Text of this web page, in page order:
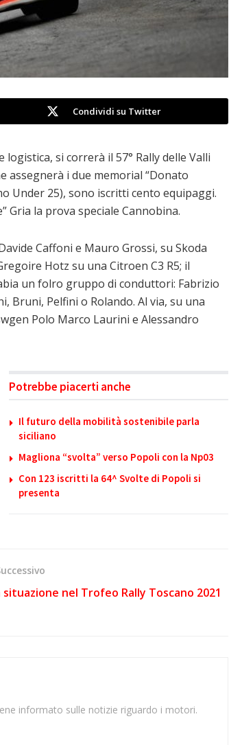
Condividi su Twitter
logistica, si correrà il 57° Rally delle Valli
assegnerà i due memorial “Donato
Under 25), sono iscritti cento equipaggi.
Gria la prova speciale Cannobina.
Caffoni e Mauro Grossi, su Skoda
Hotz su una Citroen C3 R5; il
un folro gruppo di conduttori: Fabrizio
Bruni, Pelfini o Rolando. Al via, su una
Polo Marco Laurini e Alessandro
Potrebbe piacerti anche
Il futuro della mobilità sostenibile parla
siciliano
Magliona “svolta” verso Popoli con la Np03
Con 123 iscritti la 64^ Svolte di Popoli si
presenta
situazione nel Trofeo Rally Toscano 2021
informato sulle notizie riguardo i motori.